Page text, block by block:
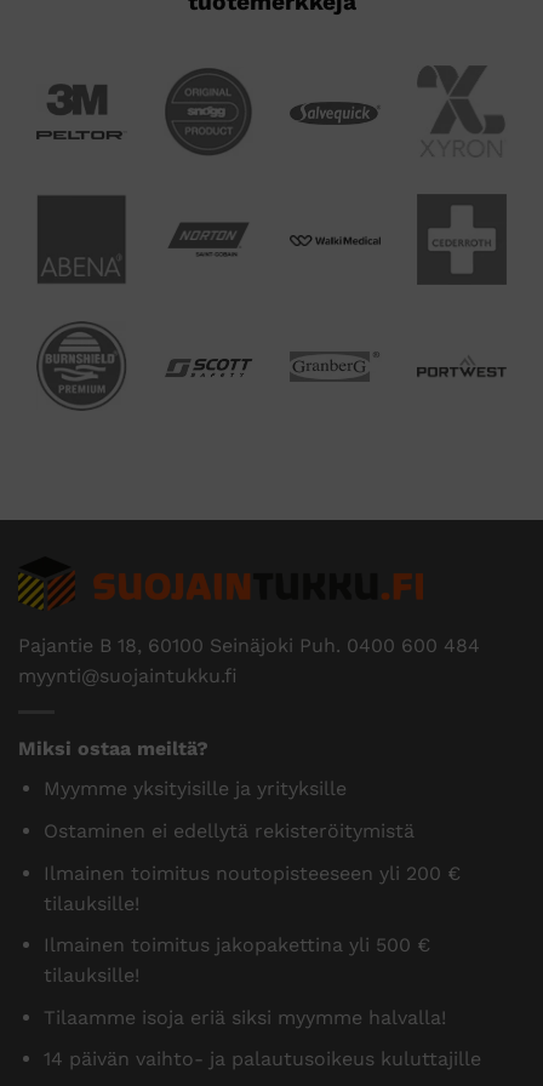
Pajantie B 18, 60100 Seinäjoki Puh. 0400 600 484
myynti@suojaintukku.fi
Miksi ostaa meiltä?
Myymme yksityisille ja yrityksille
Ostaminen ei edellytä rekisteröitymistä
Ilmainen toimitus noutopisteeseen yli 200 €
tilauksille!
Ilmainen toimitus jakopakettina yli 500 €
tilauksille!
Tilaamme isoja eriä siksi myymme halvalla!
14 päivän vaihto- ja palautusoikeus kuluttajille